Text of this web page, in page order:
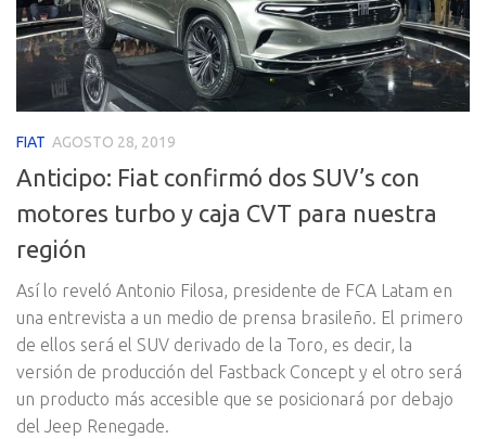
FIAT AGOSTO 28, 2019
Anticipo: Fiat confirmó dos SUV’s con
motores turbo y caja CVT para nuestra
región
Así lo reveló Antonio Filosa, presidente de FCA Latam en
una entrevista a un medio de prensa brasileño. El primero
de ellos será el SUV derivado de la Toro, es decir, la
versión de producción del Fastback Concept y el otro será
un producto más accesible que se posicionará por debajo
del Jeep Renegade.